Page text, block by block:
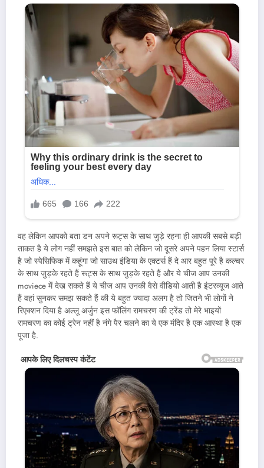
वह लेकिन आपको बता डन अपने रूट्स के साथ जुड़े रहना ही आपकी सबसे बड़ी
ताकत है ये लोग नहीं समझते इस बात को लेकिन जो दूसरे अपने पहन लिया स्टार्स
है जो स्पेसिफिक में कहूंगा जो साउथ इंडिया के एक्टर्स हैं दे आर बहुत पूरे है कल्चर
के साथ जुड़के रहते हैं रूट्स के साथ जुड़के रहते हैं और ये चीज आप उनकी
moviece में देख सकते हैं ये चीज आप उनकी वैसे वीडियो आती है इंटरव्यूज आते
हैं वहां सुनकर समझ सकते हैं की ये बहुत ज्यादा अलग है तो जितने भी लोगों ने
रिएक्शन दिया है अल्लू अर्जुन इस फॉलिंग रामचरण की ट्रेंड तो मेरे भाइयों
रामचरण का कोई ट्रेन नहीं है नंगे पैर चलने का ये एक मंदिर है एक आस्था है एक
पूजा है.